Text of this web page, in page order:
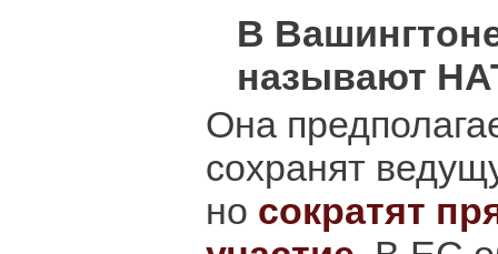
В
называют
Она
сохранят
но сократят